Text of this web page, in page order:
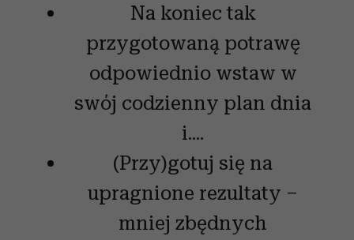
Na koniec tak
przygotowaną potrawę
odpowiednio wstaw w
swój codzienny plan dnia
i....
(Przy)gotuj się na
upragnione rezultaty –
mniej zbędnych